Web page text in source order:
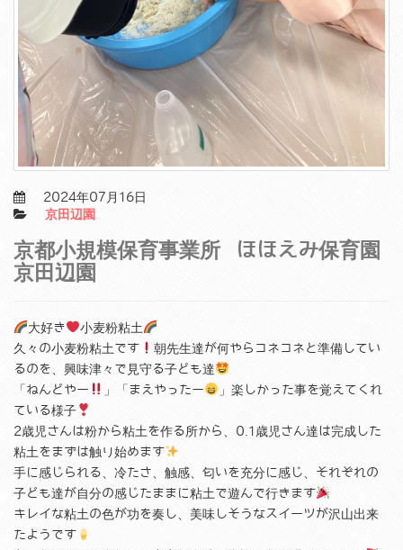
2024年07月16日
京田辺園
京都小規模保育事業所 ほほえみ保育園
京田辺園
大好き
小麦粉粘土
久々の小麦粉粘土です
朝先生達が何やらコネコネと準備してい
るのを、興味津々で見守る子ども達
「ねんどやー
」「まえやったー
」楽しかった事を覚えてくれ
ている様子
2歳児さんは粉から粘土を作る所から、0.1歳児さん達は完成した
粘土をまずは触り始めます
手に感じられる、冷たさ、触感、匂いを充分に感じ、それぞれの
子ども達が自分の感じたままに粘土で遊んで行きます
キレイな粘土の色が功を奏し、美味しそうなスイーツが沢山出来
たようです